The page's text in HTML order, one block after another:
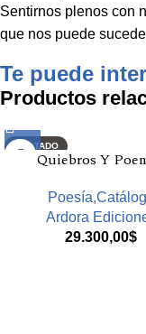
Sentirnos plenos con
que nos puede
Te puede
Productos
AGOTADO
Quiebros Y
Ardora
29.300,00$